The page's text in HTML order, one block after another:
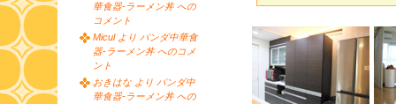
華食器-ラーメン丼 への
コメント
Micul より パンダ中華食
器-ラーメン丼 へのコメ
ント
おきはな より パンダ中
華食器-ラーメン丼 への